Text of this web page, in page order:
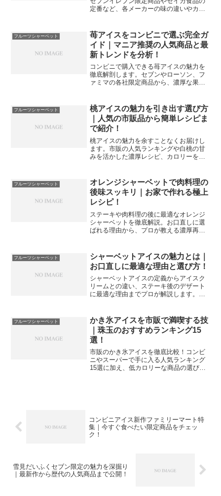
定番など、各メーカーの味の違いやカロ
み方や、自宅で簡単に作れるアレンジレ
シピまで網羅しました。自分へのご褒美
に最適な一品を見つけてください。
フルーツシャーベット
苺アイスをコンビニで選ぶ完全ガ
イド｜マニア推奨の人気商品と最
新トレンドを分析！
コンビニで購入できる苺アイスの魅力を
徹底解剖します。セブンやローソン、フ
ァミマの各社限定商品から、濃厚な果肉
楽しむための選び方や、満足度を高める
食べ合わせのコツも紹介します。あなた
にぴったりの一品を見つけましょう。
フルーツシャーベット
桃アイスの魅力を引き出す選び方
｜人気の市販品から簡単レシピま
で紹介！
桃アイスの魅力を余すことなくお届けし
ます。市販の人気ランキングや白桃の甘
みを活かした濃厚レシピ、カロリーを抑
術やアレンジ方法も詳しく解説。最高の
一品を見つけたい方は必見の内容です。
フルーツシャーベット
オレンジシャーベットで肉料理の
後味スッキリ｜お家で作れる極上
レシピ！
ステーキや肉料理の後に最適なオレンジ
シャーベットを徹底解説。お口直しに選
ばれる理由から、プロが教える濃厚再現
ートで、食事の満足度をワンランク上げ
ましょう。
フルーツシャーベット
シャーベットアイスの魅力とは｜
お口直しに最適な理由と選び方！
シャーベットアイスの定義からアイスク
リームとの違い、ステーキ後のデザート
に最適な理由までプロが解説します。果
さらに贅沢な時間に変わります。低カロ
リーで健康的な魅力を深掘りした保存版
ガイドです。
フルーツシャーベット
かき氷アイスを市販で満喫する技
｜珠玉のおすすめランキング15
選！
市販のかき氷アイスを徹底比較！コンビ
ニやスーパーで手に入る人気ランキング
15選に加え、低カロリーな商品の選び方
コンビニアイス新作ファミリーマート特
集｜今すぐ食べたい限定商品をチェッ
ク！
雪見だいふくセブン限定の魅力を深掘り
｜最新作から歴代の人気商品まで公開！